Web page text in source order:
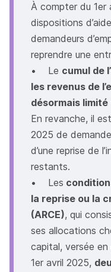
À compter du 1er
dispositions
demandeurs
reprendre une
• Le cumul de
les revenus de
désormais
En revanche, il
2025 de
d’une reprise de
restants.
• Les
la reprise ou la
(ARCE), qui
ses allocations
capital, versée
1er avril 2025,